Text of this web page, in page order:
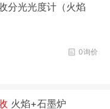
分光光度计（火焰
0询价
火焰+石墨炉